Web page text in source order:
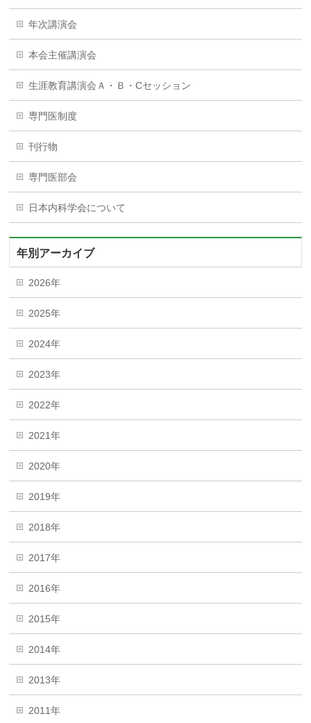
年次講演会
本会主催講演会
生涯教育講演会Ａ・Ｂ・Cセッション
専門医制度
刊行物
専門医部会
日本内科学会について
年別アーカイブ
2026年
2025年
2024年
2023年
2022年
2021年
2020年
2019年
2018年
2017年
2016年
2015年
2014年
2013年
2011年